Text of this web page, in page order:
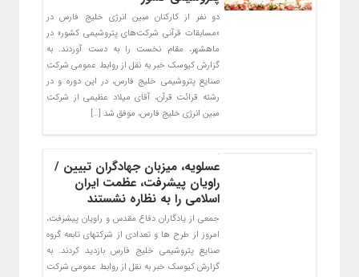
دو نفر از کارکنان مبین انرژی خلیج فارس در
«مسابقات قرآنی شرکت‌های پتروشیمی کشور» در
ماهشهر، مقام نخست را به دست آوردند. به
گزارش کیوسک خبر به نقل از روابط عمومی شرکت
صنایع پتروشیمی خلیج فارس، در این دوره و در
رشته قرائت قرآن، آقای میلاد عظیمی از شرکت
مبین انرژی خلیج فارس، موفق شد […]
عسلویه، میزبان جهادگران تبیین /
راویان پیشرفت، عظمت ایران
اسلامی را به نظاره نشستند
جمعی از یادگاران دفاع مقدس و راویان پیشرفت،
امروز از طرح ها و تعدادی از شرکتهای تابعه گروه
صنایع پتروشیمی خلیج فارس بازدید کردند. به
گزارش کیوسک خبر به نقل از روابط عمومی شرکت